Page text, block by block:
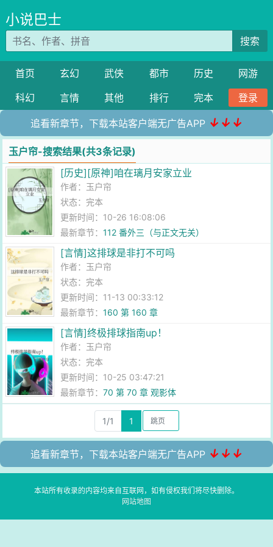
小说巴士
搜索
首页 玄幻 武侠 都市 历史
网游
科幻
言情 其他 排行 完本 登录
追看新章节，下载本站客户端无广告APP ↓↓↓
玉户帘-搜索结果(共3条记录)
[历史][原神]咱在璃月安家立业
作者： 玉户帘
状态：完本
更新时间：10-26 16:08:06
最新章节：112 番外三（与正文无关）
[言情]这排球是非打不可吗
作者： 玉户帘
状态：完本
更新时间：11-13 00:33:12
最新章节：160 第 160 章
[言情]终极排球指南up！
作者： 玉户帘
状态：完本
更新时间：10-25 03:47:21
最新章节：70 第 70 章 观影体
1/1 1
追看新章节，下载本站客户端无广告APP ↓↓↓
本站所有收录的内容均来自互联网，如有侵权我们将尽快删除。
网站地图